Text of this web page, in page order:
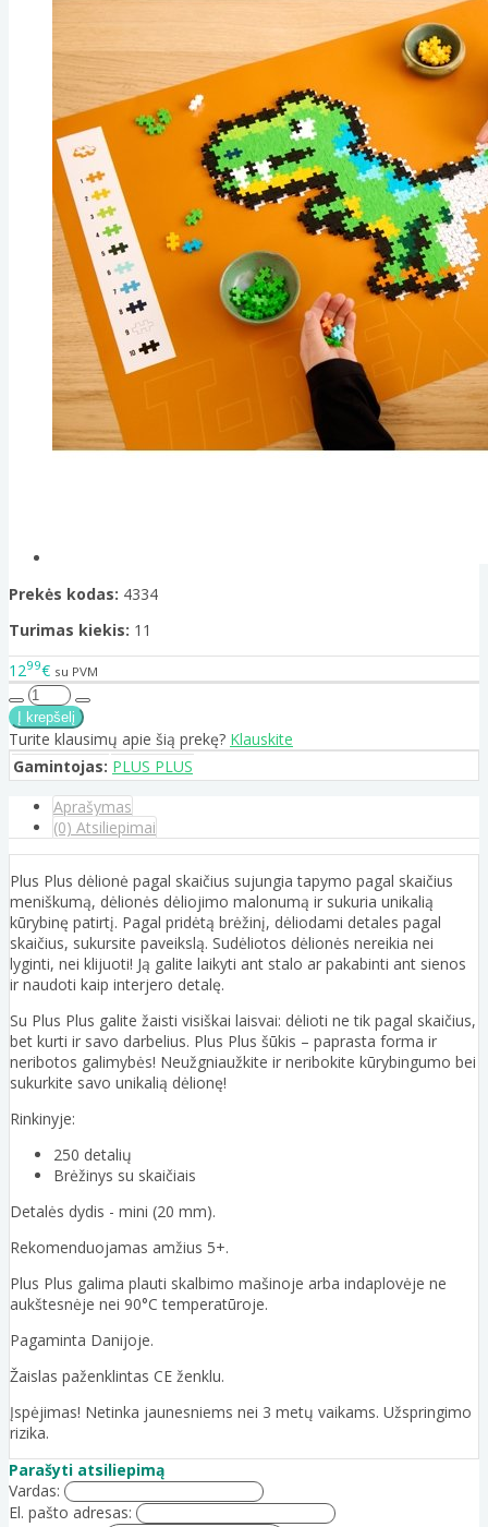
Prekės kodas: 4334
Turimas kiekis: 11
1299€ su PVM
Turite klausimų apie šią prekę? Klauskite
Gamintojas: PLUS PLUS
Aprašymas
(0) Atsiliepimai
Plus Plus dėlionė pagal skaičius sujungia tapymo pagal skaičius
meniškumą, dėlionės dėliojimo malonumą ir sukuria unikalią
kūrybinę patirtį. Pagal pridėtą brėžinį, dėliodami detales pagal
skaičius, sukursite paveikslą. Sudėliotos dėlionės nereikia nei
lyginti, nei klijuoti! Ją galite laikyti ant stalo ar pakabinti ant sienos
ir naudoti kaip interjero detalę.
Su Plus Plus galite žaisti visiškai laisvai: dėlioti ne tik pagal skaičius,
bet kurti ir savo darbelius. Plus Plus šūkis – paprasta forma ir
neribotos galimybės! Neužgniaužkite ir neribokite kūrybingumo bei
sukurkite savo unikalią dėlionę!
Rinkinyje:
250 detalių
Brėžinys su skaičiais
Detalės dydis - mini (20 mm).
Rekomenduojamas amžius 5+.
Plus Plus galima plauti skalbimo mašinoje arba indaplovėje ne
aukštesnėje nei 90°C temperatūroje.
Pagaminta Danijoje.
Žaislas paženklintas CE ženklu.
Įspėjimas! Netinka jaunesniems nei 3 metų vaikams. Užspringimo
rizika.
Parašyti atsiliepimą
Vardas:
El. pašto adresas: